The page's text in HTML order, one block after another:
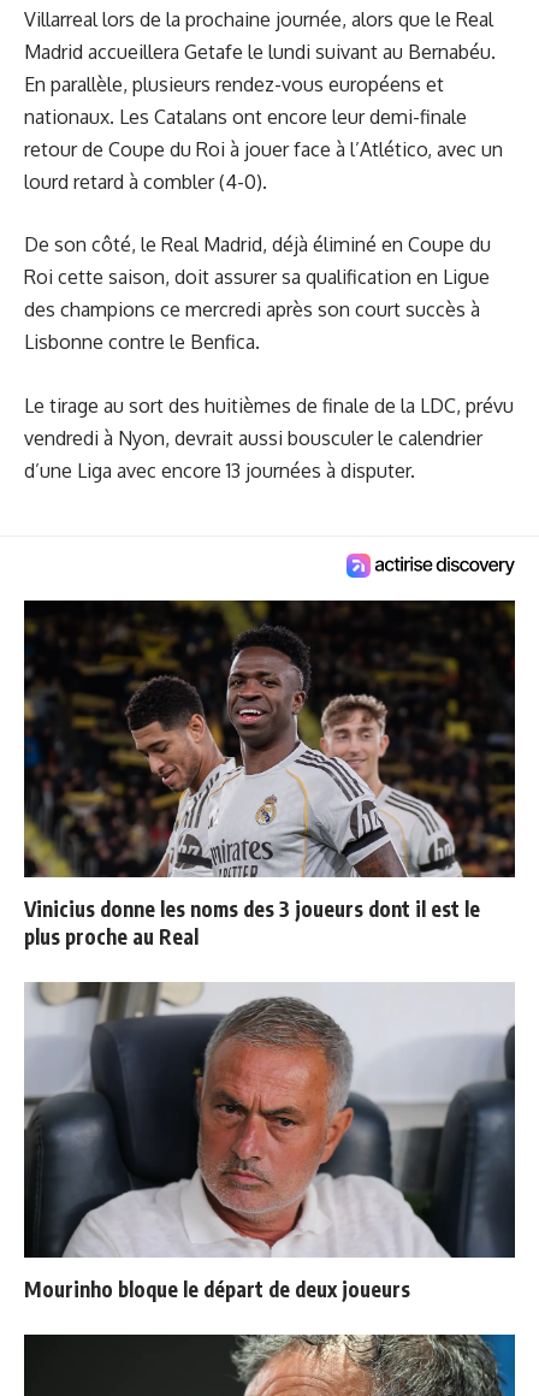
Villarreal lors de la prochaine journée, alors que le Real
Madrid accueillera Getafe le lundi suivant au Bernabéu.
En parallèle, plusieurs rendez-vous européens et
nationaux. Les Catalans ont encore leur demi-finale
retour de Coupe du Roi à jouer face à l’Atlético, avec un
lourd retard à combler (4-0).
De son côté, le Real Madrid, déjà éliminé en Coupe du
Roi cette saison, doit assurer sa qualification en Ligue
des champions ce mercredi après son court succès à
Lisbonne contre le Benfica.
Le tirage au sort des huitièmes de finale de la LDC, prévu
vendredi à Nyon, devrait aussi bousculer le calendrier
d’une Liga avec encore 13 journées à disputer.
Vinicius donne les noms des 3 joueurs dont il est le
plus proche au Real
Mourinho bloque le départ de deux joueurs